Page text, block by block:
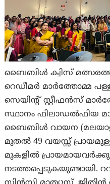
ബൈബിള്‍ ക്വിസ്
റെഡീമർ മാർത്തോമ്മ
സെയിന്റ് സ്റ്റീഫൻസ്
സ്ഥാനം ഫിലാഡല്‍ഫിയ
ബൈബിൾ വായന
മുതൽ 49 വയസ്സ്
മുകളിൽ
നടത്തപ്പെടുകയുണ്ടായി.